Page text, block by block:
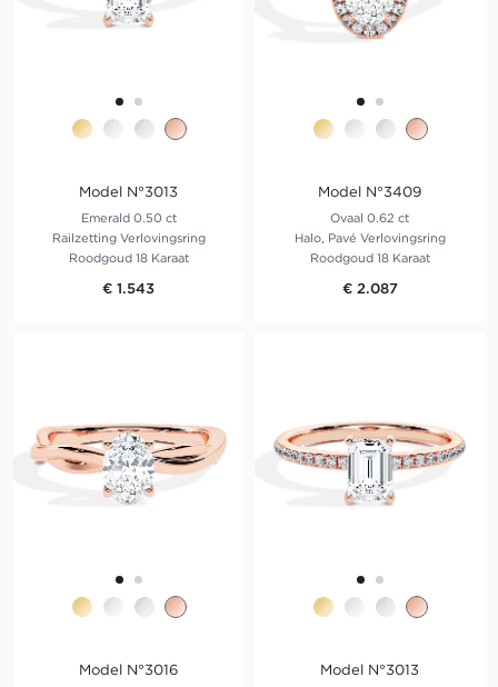
Model N°3013
Emerald 0.50 ct
Railzetting Verlovingsring
Roodgoud 18 Karaat
€ 1.543
Model N°3409
Ovaal 0.62 ct
Halo, Pavé Verlovingsring
Roodgoud 18 Karaat
€ 2.087
Model N°3016 Model N°3013